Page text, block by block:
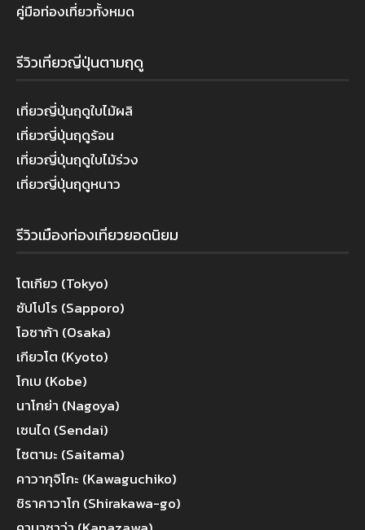
คู่มือท่องเที่ยวทั้งหมด
รีวิวเที่ยวญี่ปุ่นตามฤดู
เที่ยวญี่ปุ่นฤดูใบไม้ผลิ
เที่ยวญี่ปุ่นฤดูร้อน
เที่ยวญี่ปุ่นฤดูใบไม้ร่วง
เที่ยวญี่ปุ่นฤดูหนาว
รีวิวเมืองท่องเที่ยวยอดนิยม
โตเกียว (Tokyo)
ซัปโปโร (Sapporo)
โอซาก้า (Osaka)
เกียวโต (Kyoto)
โกเบ (Kobe)
นาโกย่า (Nagoya)
เซนได (Sendai)
ไซตามะ (Saitama)
คาวากุจิโกะ (Kawaguchiko)
ชิราคาวาโก (Shirakawa-go)